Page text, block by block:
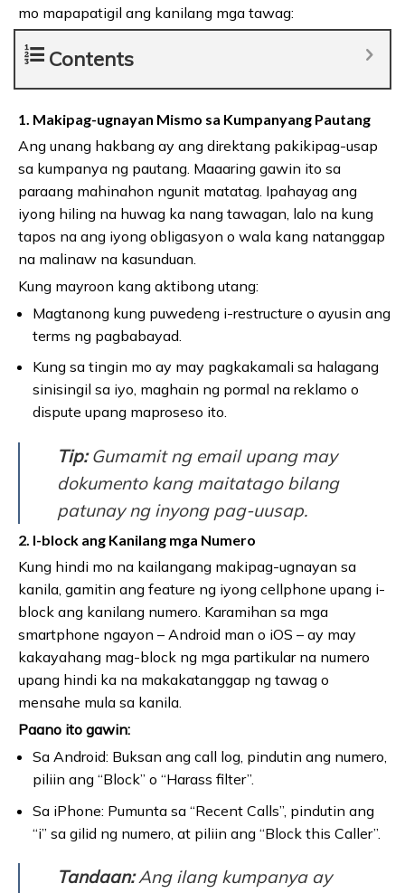
mo mapapatigil ang kanilang mga tawag:
Contents
1. Makipag-ugnayan Mismo sa Kumpanyang Pautang
Ang unang hakbang ay ang direktang pakikipag-usap
sa kumpanya ng pautang. Maaaring gawin ito sa
paraang mahinahon ngunit matatag. Ipahayag ang
iyong hiling na huwag ka nang tawagan, lalo na kung
tapos na ang iyong obligasyon o wala kang natanggap
na malinaw na kasunduan.
Kung mayroon kang aktibong utang:
Magtanong kung puwedeng i-restructure o ayusin ang
terms ng pagbabayad.
Kung sa tingin mo ay may pagkakamali sa halagang
sinisingil sa iyo, maghain ng pormal na reklamo o
dispute upang maproseso ito.
Tip:Gumamit ng email upang may
dokumento kang maitatago bilang
patunay ng inyong pag-uusap.
2. I-block ang Kanilang mga Numero
Kung hindi mo na kailangang makipag-ugnayan sa
kanila, gamitin ang feature ng iyong cellphone upang i-
block ang kanilang numero. Karamihan sa mga
smartphone ngayon – Android man o iOS – ay may
kakayahang mag-block ng mga partikular na numero
upang hindi ka na makakatanggap ng tawag o
mensahe mula sa kanila.
Paano ito gawin:
Sa Android: Buksan ang call log, pindutin ang numero,
piliin ang “Block” o “Harass filter”.
Sa iPhone: Pumunta sa “Recent Calls”, pindutin ang
“i” sa gilid ng numero, at piliin ang “Block this Caller”.
Tandaan:Ang ilang kumpanya ay